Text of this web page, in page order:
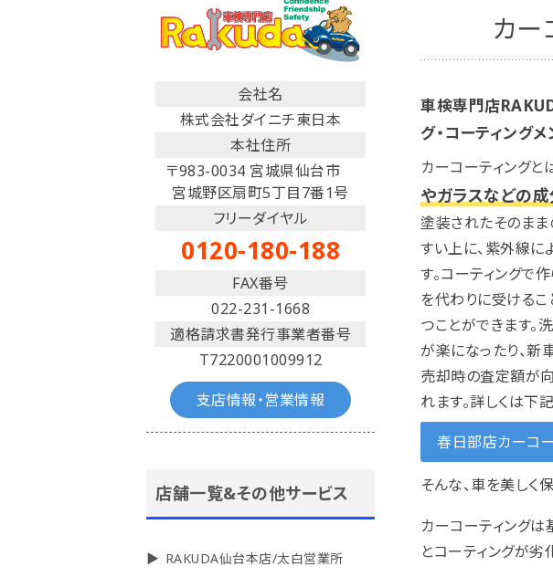
カー
車検専門店
グ・コーティングメ
カーコーティングと
やガラスなどの成
塗装されたそのま
すい上に、紫外線に
す。コーティングで
を代わりに受ける
つことができます。
が楽になったり、新
売却時の査定額が
れます。詳しくは下
春日部店カーコ
そんな、車を美しく
カーコーティング
とコーティングが劣
会社名
株式会社ダイニチ東日本
本社住所
〒983-0034 宮城県仙台市
宮城野区扇町5丁目7番1号
フリーダイヤル
0120-180-188
FAX番号
022-231-1668
適格請求書発行事業者番号
T7220001009912
支店情報・営業情報
店舗一覧&その他サービス
RAKUDA仙台本店/太白営業所